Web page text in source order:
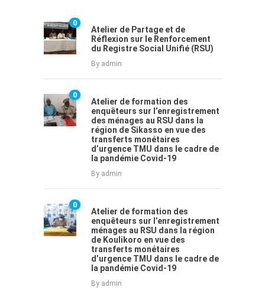
0
Atelier de Partage et de
Réflexion sur le Renforcement
du Registre Social Unifié (RSU)
By admin
0
Atelier de formation des
enquêteurs sur l’enregistrement
des ménages au RSU dans la
région de Sikasso en vue des
transferts monétaires
d’urgence TMU dans le cadre de
la pandémie Covid-19
By admin
0
Atelier de formation des
enquêteurs sur l’enregistrement
ménages au RSU dans la région
de Koulikoro en vue des
transferts monétaires
d’urgence TMU dans le cadre de
la pandémie Covid-19
By admin